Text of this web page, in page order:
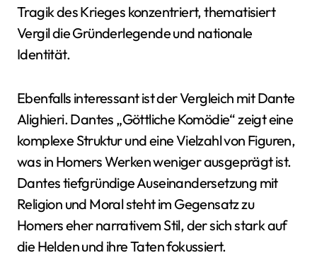
Tragik des Krieges konzentriert, thematisiert
Vergil die Gründerlegende und nationale
Identität.
Ebenfalls interessant ist der Vergleich mit Dante
Alighieri. Dantes „Göttliche Komödie“ zeigt eine
komplexe Struktur und eine Vielzahl von Figuren,
was in Homers Werken weniger ausgeprägt ist.
Dantes tiefgründige Auseinandersetzung mit
Religion und Moral steht im Gegensatz zu
Homers eher narrativem Stil, der sich stark auf
die Helden und ihre Taten fokussiert.